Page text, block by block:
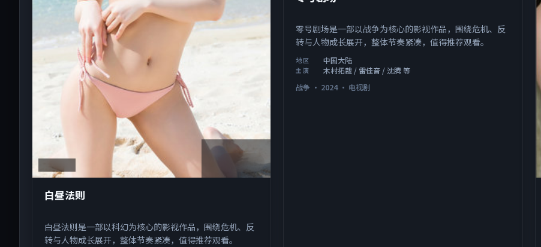
白昼法则
白昼法则是一部以科幻为核心的影视作品，围绕危机、反
转与人物成长展开，整体节奏紧凑，值得推荐观看。
零号剧场是一部以战争为核心的影视作品，围绕危机、反
转与人物成长展开，整体节奏紧凑，值得推荐观看。
地区 中国大陆
主演
木村拓哉 / 雷佳音 / 沈腾 等
战争 · 2024· 电视剧